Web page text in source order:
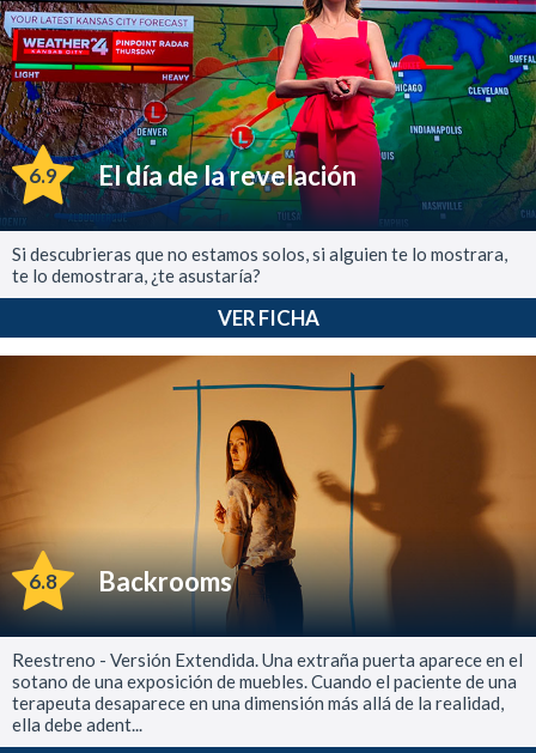
6.9 El día de la revelación
Si descubrieras que no estamos solos, si alguien te lo mostrara,
te lo demostrara, ¿te asustaría?
VER FICHA
6.8 Backrooms
Reestreno - Versión Extendida. Una extraña puerta aparece en el
sotano de una exposición de muebles. Cuando el paciente de una
terapeuta desaparece en una dimensión más allá de la realidad,
ella debe adent...